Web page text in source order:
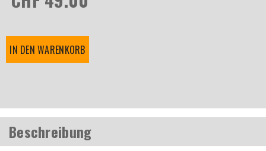
IN DEN WARENKORB
Beschreibung